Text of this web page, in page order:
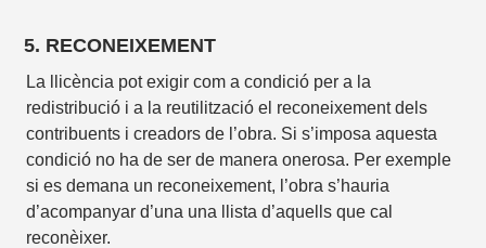
5. RECONEIXEMENT
La llicència pot exigir com a condició per a la
redistribució i a la reutilització el reconeixement dels
contribuents i creadors de l’obra. Si s’imposa aquesta
condició no ha de ser de manera onerosa. Per exemple
si es demana un reconeixement, l’obra s’hauria
d’acompanyar d’una una llista d’aquells que cal
reconèixer.